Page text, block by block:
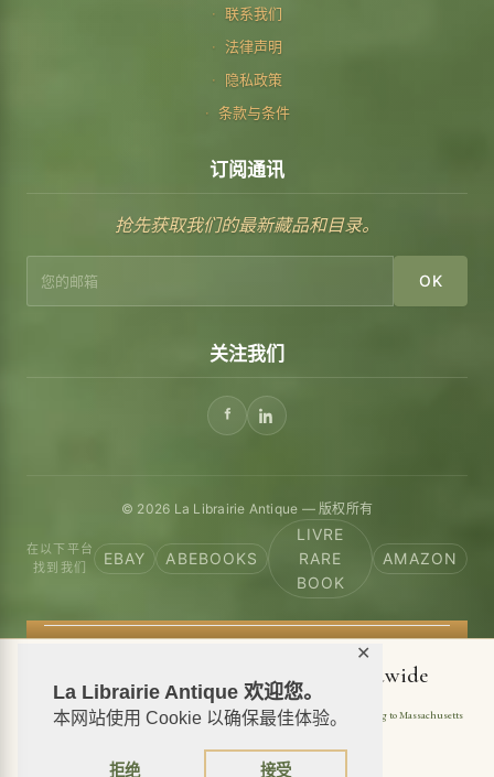
La Librairie Antique 欢迎您。
本网站使用 Cookie 以确保最佳体验。
拒绝 接受
✕
联系我们
法律声明
隐私政策
条款与条件
订阅通讯
抢先获取我们的最新藏品和目录。
OK
关注我们
© 2026 La Librairie Antique — 版权所有
在以下平台
找到我们
EBAY ABEBOOKS
LIVRE
RARE
BOOK
AMAZON
📦 We ship antiquarian books worldwide
Shipping to USA Shipping to New York Shipping to California
Shipping to Massachusetts